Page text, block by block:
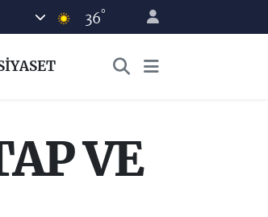
36°
VE